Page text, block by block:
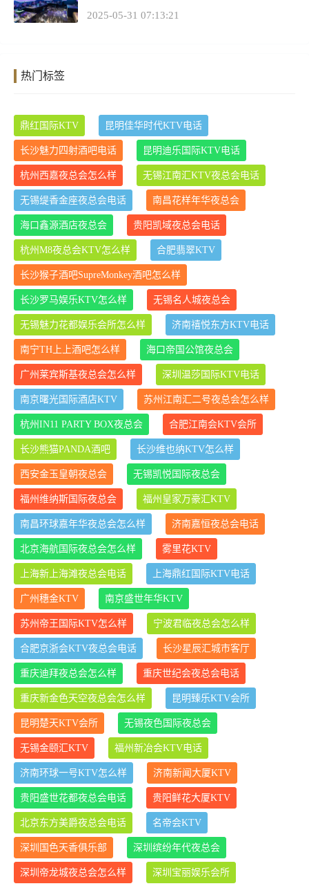
2025-05-31 07:13:21
热门标签
鼎红国际KTV 昆明佳华时代KTV电话
长沙魅力四射酒吧电话 昆明迪乐国际KTV电话
杭州西嘉夜总会怎么样 无锡江南汇KTV夜总会电话
无锡缇香金座夜总会电话 南昌花样年华夜总会
海口鑫源酒店夜总会 贵阳凯域夜总会电话
杭州M8夜总会KTV怎么样 合肥翡翠KTV
长沙猴子酒吧SupreMonkey酒吧怎么样
长沙罗马娱乐KTV怎么样 无锡名人城夜总会
无锡魅力花都娱乐会所怎么样 济南禧悦东方KTV电话
南宁TH上上酒吧怎么样 海口帝国公馆夜总会
广州莱宾斯基夜总会怎么样 深圳温莎国际KTV电话
南京曙光国际酒店KTV 苏州江南汇二号夜总会怎么样
杭州IN11 PARTY BOX夜总会 合肥江南会KTV会所
长沙熊猫PANDA酒吧 长沙维也纳KTV怎么样
西安金玉皇朝夜总会 无锡凯悦国际夜总会
福州维纳斯国际夜总会 福州皇家万豪汇KTV
南昌环球嘉年华夜总会怎么样 济南嘉恒夜总会电话
北京海航国际夜总会怎么样 雾里花KTV
上海新上海滩夜总会电话 上海鼎红国际KTV电话
广州穗金KTV 南京盛世年华KTV
苏州帝王国际KTV怎么样 宁波君临夜总会怎么样
合肥京浙会KTV夜总会电话 长沙星辰汇城市客厅
重庆迪拜夜总会怎么样 重庆世纪会夜总会电话
重庆新金色天空夜总会怎么样 昆明臻乐KTV会所
昆明楚天KTV会所 无锡夜色国际夜总会
无锡金颐汇KTV 福州新冶会KTV电话
济南环球一号KTV怎么样 济南新闻大厦KTV
贵阳盛世花都夜总会电话 贵阳鲜花大厦KTV
北京东方美爵夜总会电话 名帝会KTV
深圳国色天香俱乐部 深圳缤纷年代夜总会
深圳帝龙城夜总会怎么样 深圳宝丽娱乐会所